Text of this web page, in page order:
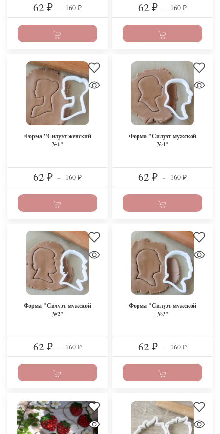
62 ₽ – 160 ₽ 62 ₽ – 160 ₽
Форма "Силуэт женский
№1"
62 ₽ – 160 ₽
Форма "Силуэт мужской
№1"
62 ₽ – 160 ₽
Форма "Силуэт мужской
№2"
62 ₽ – 160 ₽
Форма "Силуэт мужской
№3"
62 ₽ – 160 ₽